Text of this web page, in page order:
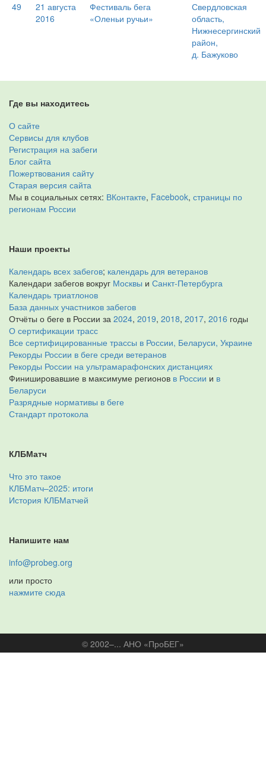
49
21 августа
2016
Фестиваль бега
«Оленьи ручьи»
Свердловская
область,
Нижнесергинский
район,
д. Бажуково
Где вы находитесь
О сайте
Сервисы для клубов
Регистрация на забеги
Блог сайта
Пожертвования сайту
Старая версия сайта
Мы в социальных сетях: ВКонтакте, Facebook, страницы по
регионам России
Наши проекты
Календарь всех забегов; календарь для ветеранов
Календари забегов вокруг Москвы и Санкт-Петербурга
Календарь триатлонов
База данных участников забегов
Отчёты о беге в России за 2024, 2019, 2018, 2017, 2016 годы
О сертификации трасс
Все сертифицированные трассы в России, Беларуси, Украине
Рекорды России в беге среди ветеранов
Рекорды России на ультрамарафонских дистанциях
Финишировавшие в максимуме регионов в России и в
Беларуси
Разрядные нормативы в беге
Стандарт протокола
КЛБМатч
Что это такое
КЛБМатч–2025: итоги
История КЛБМатчей
Напишите нам
info@probeg.org
или просто
нажмите сюда
© 2002–... АНО «ПроБЕГ»